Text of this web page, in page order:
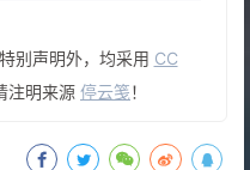
别声明外，均采用 CC
注明来源 停云笺！